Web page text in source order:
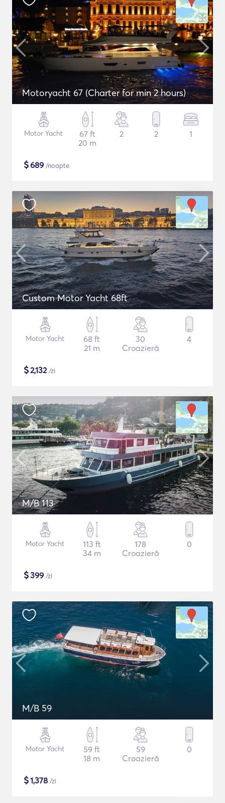
Motoryacht 67 (Charter for min 2 hours)
Motor Yacht
67 ft
20 m
2 2 1
$689 /noapte
Custom Motor Yacht 68ft
Motor Yacht
68 ft
21 m
30
Croazieră
4
$2,132/zi
M/B 113
Motor Yacht
113 ft
34 m
178
Croazieră
0
$399 /zi
M/B 59
Motor Yacht
59 ft
18 m
59
Croazieră
0
$1,378 /zi